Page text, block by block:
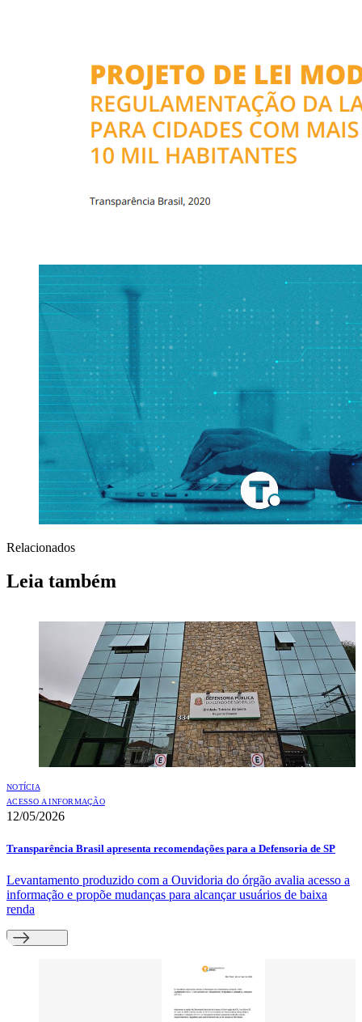
Relacionados
Leia também
NOTÍCIA
ACESSO A INFORMAÇÃO
12/05/2026
Transparência Brasil apresenta recomendações para a Defensoria de SP
Levantamento produzido com a Ouvidoria do órgão avalia acesso a
informação e propõe mudanças para alcançar usuários de baixa
renda